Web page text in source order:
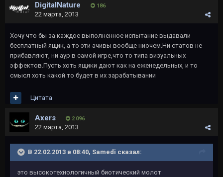
DigitalNature 186
22 марта, 2013
Хочу что бы за каждое выполненное испытание выдавали
бесплатный ящик, а то эти ачивы вообще ниочем.Ни статов не
прибавляют, ни аур в самой игре,что то типа визуальных
эффектов.Пусть хоть ящики дают как на еженедельных, и то
смысл хоть какой то будет в их зарабатывании
Цитата
Axers 2 096
22 марта, 2013
В 22.02.2013 в 08:40, Samedi сказал:
это высокотехнологичный биотический молот